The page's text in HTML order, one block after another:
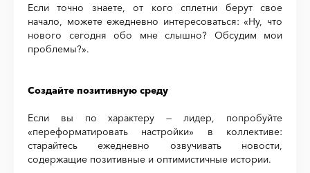
Если точно знаете, от кого сплетни берут свое
начало, можете ежедневно интересоваться: «Ну, что
нового сегодня обо мне слышно? Обсудим мои
проблемы?».
Создайте позитивную среду
Если вы по характеру — лидер, попробуйте
«переформатировать настройки» в коллективе:
старайтесь ежедневно озвучивать новости,
содержащие позитивные и оптимистичные истории.